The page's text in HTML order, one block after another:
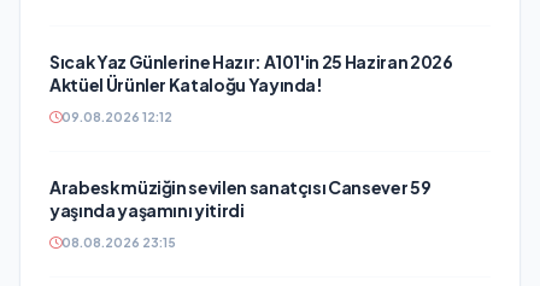
Sıcak Yaz Günlerine Hazır: A101'in 25 Haziran 2026
Aktüel Ürünler Kataloğu Yayında!
09.08.2026 12:12
Arabesk müziğin sevilen sanatçısı Cansever 59
yaşında yaşamını yitirdi
08.08.2026 23:15